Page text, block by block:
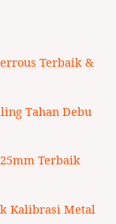
Terbaik &
Tahan Debu
Terbaik
Kalibrasi Metal